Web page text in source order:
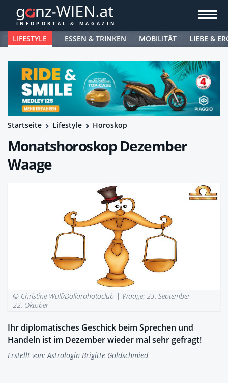
LIFESTYLE ESSEN & TRINKEN MOBILITÄT LIEBE &
Startseite Lifestyle Horoskop
Monatshoroskop Dezember
Waage
© Christine Wulf/Dollarphotoclub | Waage: 23. September -
22. Oktober
Ihr diplomatisches Geschick beim Sprechen und
Handeln ist im Dezember wieder mal sehr gefragt!
Erstellt von: Astrologin Brigitte Goldschmied